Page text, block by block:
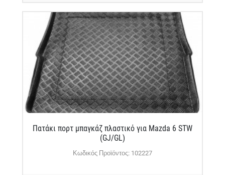
Πατάκι πορτ μπαγκάζ πλαστικό για Mazda 6 STW
(GJ/GL)
Κωδικός Προϊόντος: 102227